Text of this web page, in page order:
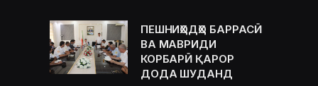
ПЕШНИҲОДҲО БАРРАСӢ
ВА МАВРИДИ
КОРБАРӢ ҚАРОР
ДОДА ШУДАНД